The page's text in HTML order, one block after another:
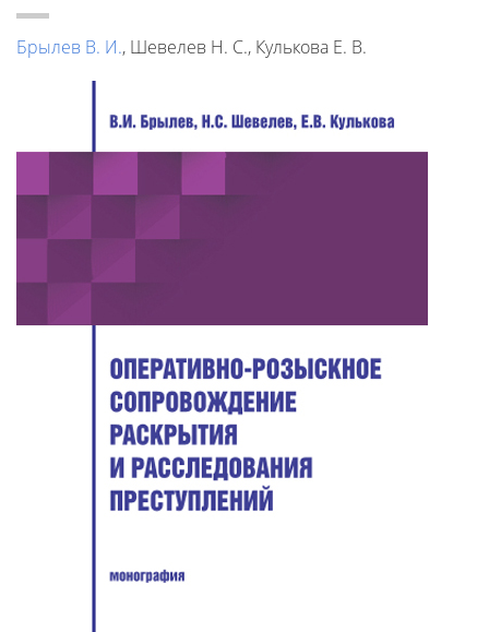
Брылев В. И., Шевелев Н. С., Кулькова Е. В.